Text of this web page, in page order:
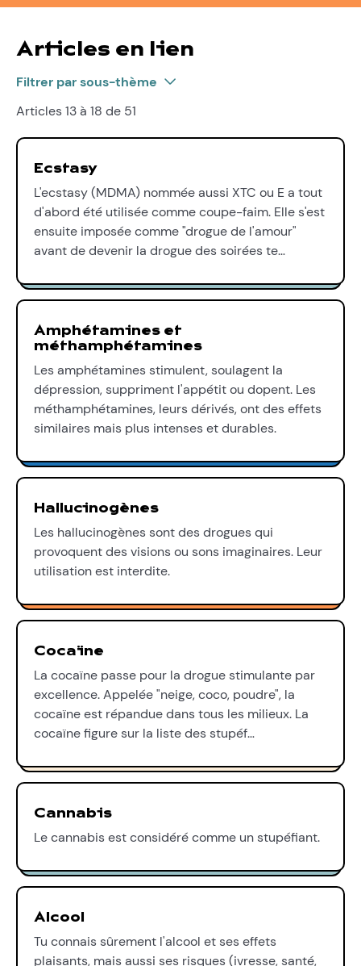
Articles en lien
Filtrer par sous-thème
Articles 13 à 18 de 51
Ecstasy
L'ecstasy (MDMA) nommée aussi XTC ou E a tout
d'abord été utilisée comme coupe-faim. Elle s'est
ensuite imposée comme "drogue de l'amour"
avant de devenir la drogue des soirées te…
Amphétamines et
méthamphétamines
Les amphétamines stimulent, soulagent la
dépression, suppriment l'appétit ou dopent. Les
méthamphétamines, leurs dérivés, ont des effets
similaires mais plus intenses et durables.
Hallucinogènes
Les hallucinogènes sont des drogues qui
provoquent des visions ou sons imaginaires. Leur
utilisation est interdite.
Cocaïne
La cocaïne passe pour la drogue stimulante par
excellence. Appelée "neige, coco, poudre", la
cocaïne est répandue dans tous les milieux. La
cocaïne figure sur la liste des stupéf…
Cannabis
Le cannabis est considéré comme un stupéfiant.
Alcool
Tu connais sûrement l'alcool et ses effets
plaisants, mais aussi ses risques (ivresse, santé,